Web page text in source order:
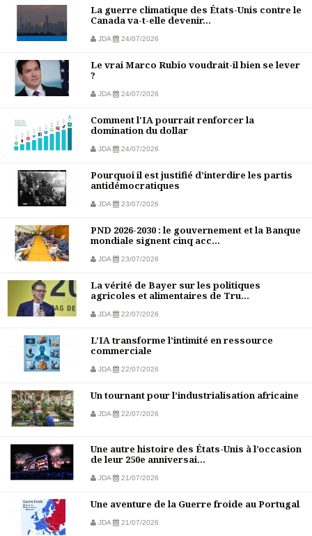
La guerre climatique des États-Unis contre le
Canada va-t-elle devenir...
JDA 24/07/2026
Le vrai Marco Rubio voudrait-il bien se lever
?
JDA 24/07/2026
Comment l'IA pourrait renforcer la
domination du dollar
JDA 24/07/2026
Pourquoi il est justifié d’interdire les partis
antidémocratiques
JDA 23/07/2026
PND 2026-2030 : le gouvernement et la Banque
mondiale signent cinq acc...
JDA 23/07/2026
La vérité de Bayer sur les politiques
agricoles et alimentaires de Tru...
JDA 22/07/2026
L’IA transforme l’intimité en ressource
commerciale
JDA 22/07/2026
Un tournant pour l’industrialisation africaine
JDA 22/07/2026
Une autre histoire des États-Unis à l’occasion
de leur 250e anniversai...
JDA 21/07/2026
Une aventure de la Guerre froide au Portugal
JDA 21/07/2026